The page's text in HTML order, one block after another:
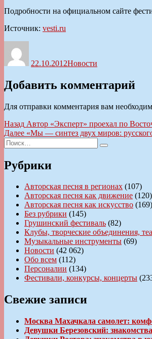
Подробности на официальном сайте
Источник: vesti.ru
22.10.2012Новости
Добавить комментарий
Для отправки комментария вам
Навигация
по
записям
Назад Предыдущая
запись:
Автор «Эксперт» проехал по
Далее Следующая
«Мы — синтез двух миров:
Искать:
Поиск
Рубрики
Авторская песня в регионах (107)
Авторская песня как движение (120)
Авторская песня как искусство (169)
Без рубрики (145)
Грушинский фестиваль (82)
Клубы, творческие объединения,
Музыкальные инструменты (69)
Новости (42 062)
Обо всем (112)
Персоналии (134)
Фестивали, конкурсы, концерты
Свежие записи
Москва Махачкала самолет:
Девушки Березовский: